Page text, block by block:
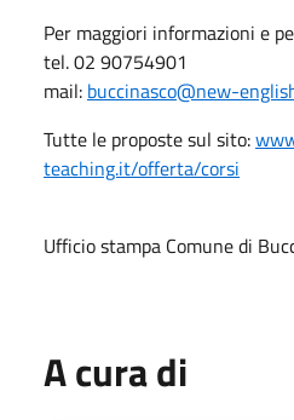
Per maggiori informazioni e
tel. 02 90754901
mail: buccinasco@new-
Tutte le proposte sul sito:
teaching.it/offerta/corsi
Ufficio stampa Comune di
A cura di